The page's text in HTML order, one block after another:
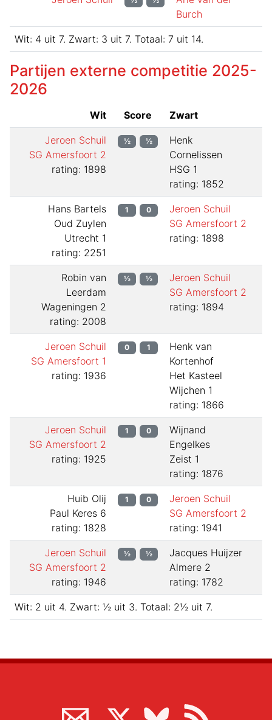
Burch
Wit: 4 uit 7. Zwart: 3 uit 7. Totaal: 7 uit 14.
Partijen externe competitie 2025-
2026
Wit Score Zwart
Jeroen Schuil
SG Amersfoort 2
rating: 1898
½ ½
Henk
Cornelissen
HSG 1
rating: 1852
Hans Bartels
Oud Zuylen
Utrecht 1
rating: 2251
1 0
Jeroen Schuil
SG Amersfoort 2
rating: 1898
Robin van
Leerdam
Wageningen 2
rating: 2008
½ ½
Jeroen Schuil
SG Amersfoort 2
rating: 1894
Jeroen Schuil
SG Amersfoort 1
rating: 1936
0 1
Henk van
Kortenhof
Het Kasteel
Wijchen 1
rating: 1866
Jeroen Schuil
SG Amersfoort 2
rating: 1925
1 0
Wijnand
Engelkes
Zeist 1
rating: 1876
Huib Olij
Paul Keres 6
rating: 1828
1 0
Jeroen Schuil
SG Amersfoort 2
rating: 1941
Jeroen Schuil
SG Amersfoort 2
rating: 1946
½ ½
Jacques Huijzer
Almere 2
rating: 1782
Wit: 2 uit 4. Zwart: ½ uit 3. Totaal: 2½ uit 7.